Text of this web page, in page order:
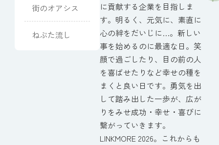
街のオアシス
ねぶた流し
に貢献する企業を目指しま
す。明るく、元気に、素直に
心の絆をだいじに…。新しい
事を始めるのに最適な日。笑
顔で過ごしたり、目の前の人
を喜ばせたりなど幸せの種を
まくと良い日です。勇気を出
して踏み出した一歩が、広が
りをみせ成功・幸せ・喜びに
繋がっていきます。
LINKMORE 2026。これからも